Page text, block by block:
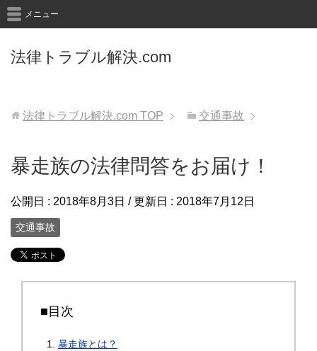
法律トラブル解決.com
メニュー
法律トラブル解決.com TOP 交通事故
暴走族の法律問答をお届け！
公開日 : 2018年8月3日 / 更新日 : 2018年7月12日
交通事故
■目次
暴走族とは？